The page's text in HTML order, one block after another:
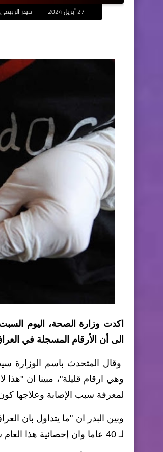
حيدر الربيعي
الى أن الأرقام المسجلة في
وقال المتحدث باسم الوزارة
وهي ارقام قليلة"، مبينا ان
لمعرفة سبب الإصابة وعلاجها
وبين البدر ان "ما يتداول بان
لـ 40 عاما وان إحصائية هذا العام ستعلن في بداية العام المقبل لمجموع الإصابات في بابل وباقي المحافظات"".